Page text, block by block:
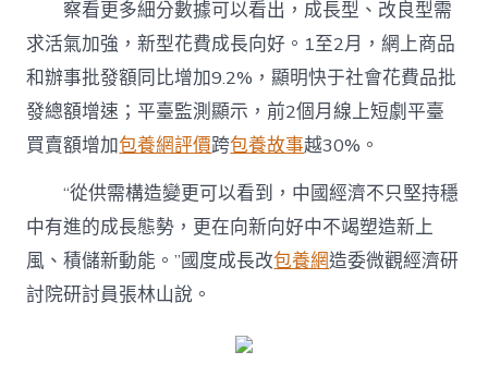
察看更多細分數據可以看出，成長型、改良型需
求活氣加強，新型花費成長向好。1至2月，網上商品
和辦事批發額同比增加9.2%，顯明快于社會花費品批
發總額增速；平臺監測顯示，前2個月線上短劇平臺
買賣額增加包養網評價跨包養故事越30%。
“從供需構造變更可以看到，中國經濟不只堅持穩
中有進的成長態勢，更在向新向好中不竭塑造新上
風、積儲新動能。”國度成長改包養網造委微觀經濟研
討院研討員張林山說。